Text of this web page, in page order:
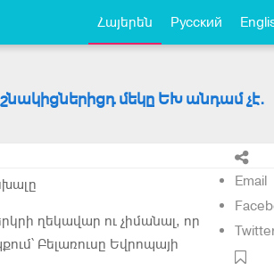
Հայերեն Русский
մեկը ԵԽ անդամ չէ.
Email
ղեկավար ու չիմանալ, որ
Բելառուսը Եվրոպայի